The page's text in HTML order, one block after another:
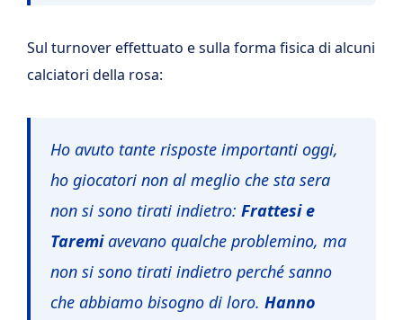
Sul turnover effettuato e sulla forma fisica di alcuni
calciatori della rosa:
Ho avuto tante risposte importanti oggi,
ho giocatori non al meglio che sta sera
non si sono tirati indietro: Frattesi e
Taremiavevano qualche problemino, ma
non si sono tirati indietro perché sanno
che abbiamo bisogno di loro. Hanno